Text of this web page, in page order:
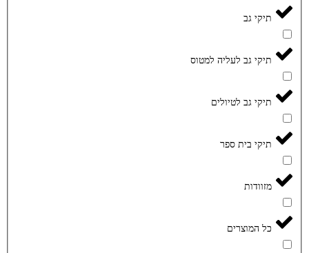
תיקי גב
תיקי גב לעליה למטוס
תיקי גב לטיולים
תיקי בית ספר
מזוודות
כל המוצרים